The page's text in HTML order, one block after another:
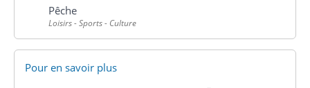
Pêche
Loisirs - Sports - Culture
Pour en savoir plus